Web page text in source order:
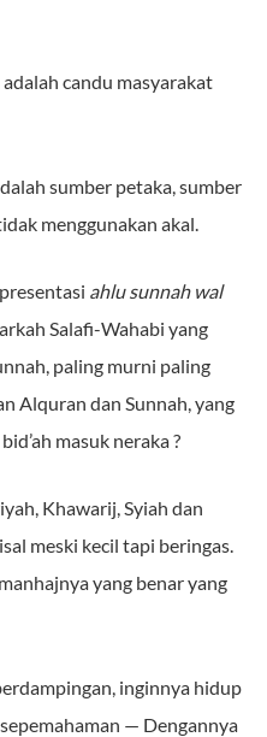
candu masyarakat
sumber petaka, sumber
menggunakan akal.
ahlu sunnah wal
Salafi-Wahabi yang
paling murni paling
Alquran dan Sunnah, yang
masuk neraka ?
Khawarij, Syiah dan
meski kecil tapi beringas.
yang benar yang
inginnya hidup
— Dengannya